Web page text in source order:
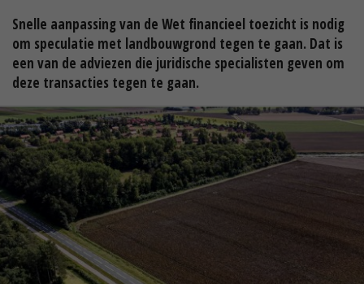
Snelle aanpassing van de Wet financieel toezicht is nodig
om speculatie met landbouwgrond tegen te gaan. Dat is
een van de adviezen die juridische specialisten geven om
deze transacties tegen te gaan.